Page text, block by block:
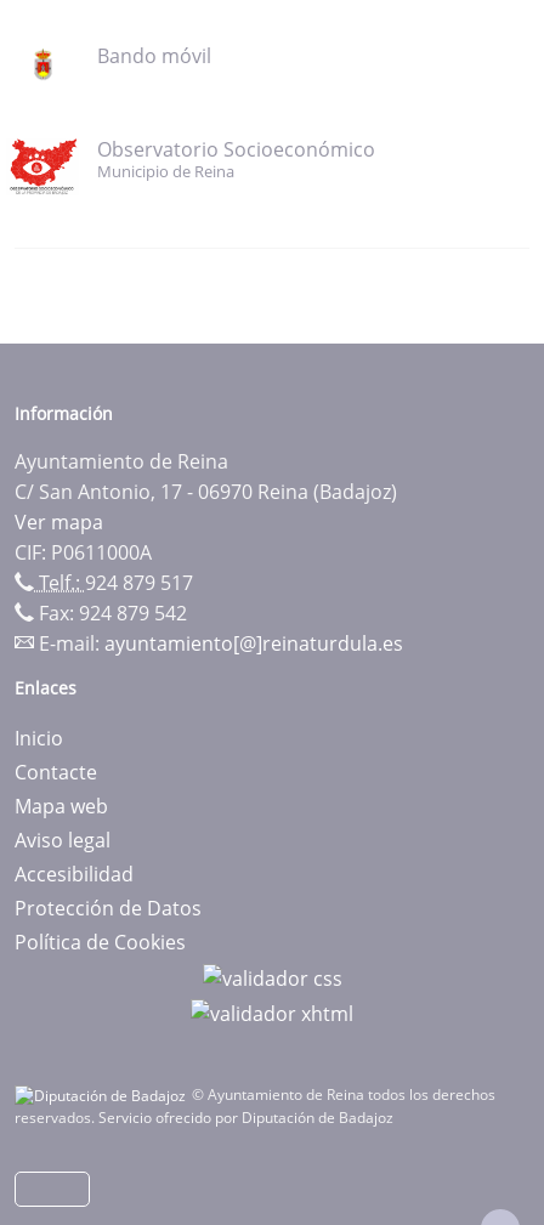
Bando móvil
Observatorio Socioeconómico
Municipio de Reina
Información
Ayuntamiento de Reina
C/ San Antonio, 17 - 06970 Reina (Badajoz)
Ver mapa
CIF: P0611000A
Telf.: 924 879 517
Fax: 924 879 542
E-mail: ayuntamiento[@]reinaturdula.es
Enlaces
Inicio
Contacte
Mapa web
Aviso legal
Accesibilidad
Protección de Datos
Política de Cookies
© Ayuntamiento de Reina todos los derechos
reservados. Servicio ofrecido por Diputación de Badajoz